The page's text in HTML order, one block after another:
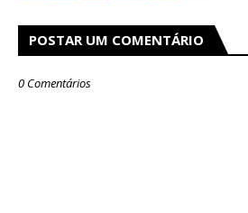
POSTAR UM COMENTÁRIO
0 Comentários